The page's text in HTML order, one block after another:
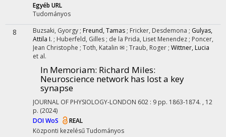
Egyéb URL
Tudományos
8 Buzsaki, Gyorgy ; Freund, Tamas ; Fricker, Desdemona ; Gulyas,
Attila I. ; Huberfeld, Gilles ; de la Prida, Liset Menendez ; Poncer,
Jean Christophe ; Toth, Katalin ✉ ; Traub, Roger ; Wittner, Lucia
et al.
In Memoriam: Richard Miles:
Neuroscience network has lost a key
synapse
JOURNAL OF PHYSIOLOGY-LONDON 602 : 9 pp. 1863-1874. , 12
p. (2024)
DOIWoS
REAL
Központi kezelésűTudományos